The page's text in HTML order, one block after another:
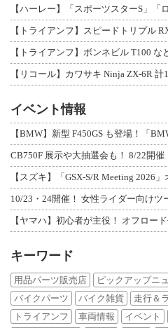
【トライアンフ】スピードトリプル
【リコール】カワサキ Ninja ZX-6R 計
イベント情報
【BMW】新型 F450GS も登場！「
CB750F 展示や大抽選会も！ 8/22開
【スズキ】「GSX-S/R Meeting 2026
10/23・24開催！ 女性ライダー向け
【ヤマハ】初心者が主役！ オフロー
キーワード
用品パーツ販売店 ピックアップニ
バイクパーツ
バイク雑貨 走行＆
トライアンフ
車両情報 イベント